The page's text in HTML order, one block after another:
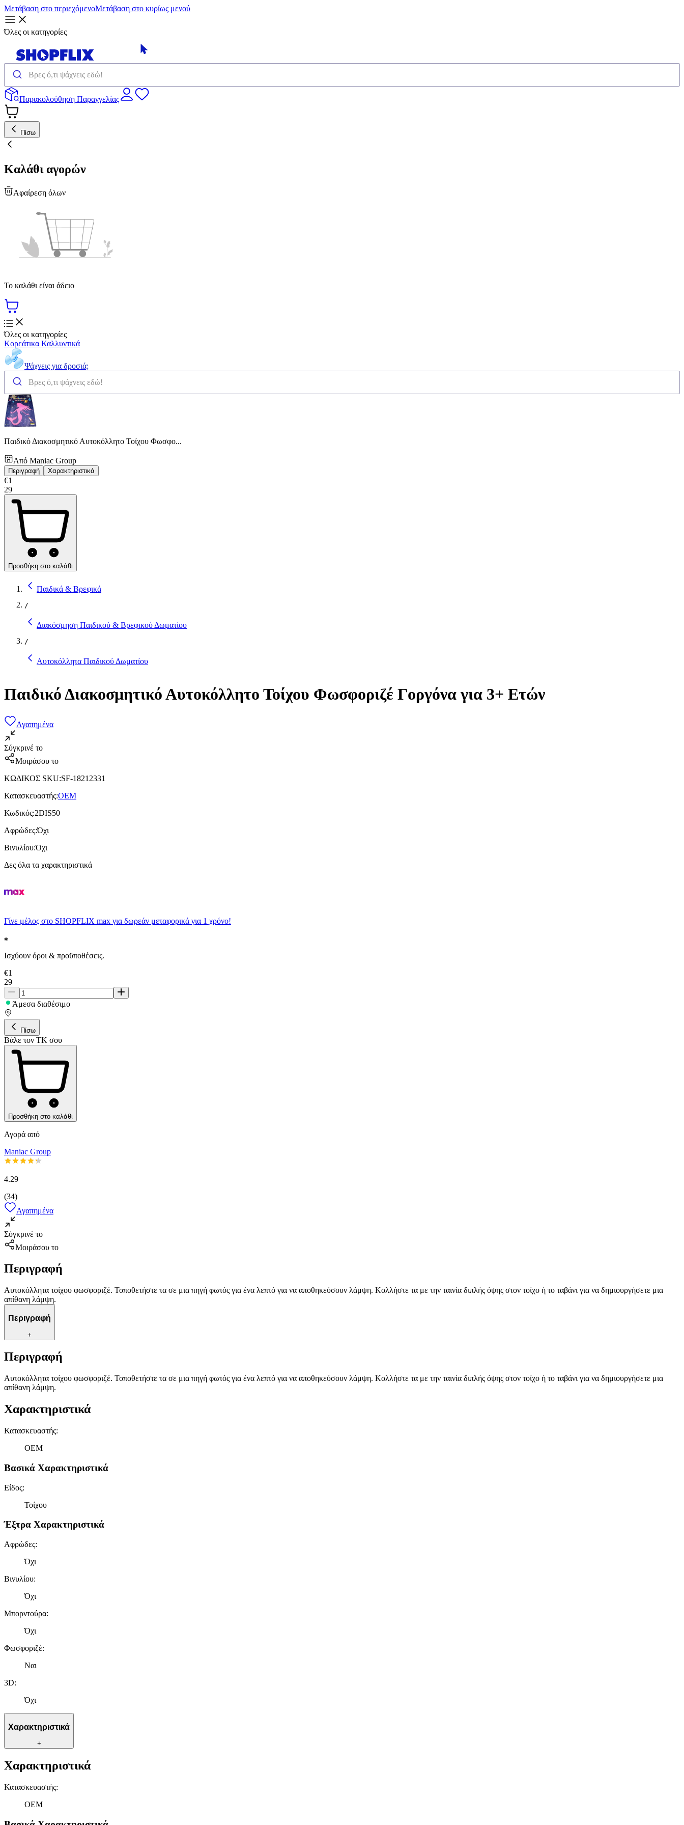
Μετάβαση στο περιεχόμενοΜετάβαση στο κυρίως μενού
Όλες οι κατηγορίες
Παρακολούθηση Παραγγελίας
Πίσω
Καλάθι αγορών
Αφαίρεση όλων
Το καλάθι είναι άδειο
Όλες οι κατηγορίες
Κορεάτικα Καλλυντικά
Ψάχνεις για δροσιά;
Παιδικό Διακοσμητικό Αυτοκόλλητο Τοίχου Φωσφο...
Από Maniac Group
Περιγραφή Χαρακτηριστικά
€1
29
Προσθήκη στο καλάθι
Παιδικά & Βρεφικά
/
Διακόσμηση Παιδικού & Βρεφικού Δωματίου
/
Αυτοκόλλητα Παιδικού Δωματίου
Παιδικό Διακοσμητικό Αυτοκόλλητο Τοίχου Φωσφοριζέ Γοργόνα για 3+ Ετών
Αγαπημένα
Σύγκρινέ το
Μοιράσου το
ΚΩΔΙΚΟΣ SKU:SF-18212331
Κατασκευαστής:OEM
Κωδικός:2DIS50
Αφρώδες:Όχι
Βινυλίου:Όχι
Δες όλα τα χαρακτηριστικά
Γίνε μέλος στο SHOPFLIX max για δωρεάν μεταφορικά για 1 χρόνο!
Ισχύουν όροι & προϋποθέσεις.
€1
29
Άμεσα διαθέσιμο
Πίσω
Βάλε τον ΤΚ σου
Προσθήκη στο καλάθι
Αγορά από
Maniac Group
4.29
(34)
Αγαπημένα
Σύγκρινέ το
Μοιράσου το
Περιγραφή
Αυτοκόλλητα τοίχου φωσφοριζέ. Τοποθετήστε τα σε μια πηγή φωτός για ένα λεπτό για να αποθηκεύσουν λάμψη. Κολλήστε τα με την ταινία διπλής όψης στον τοίχο ή το ταβάνι για να δημιουργήσετε μια
απίθανη λάμψη.
Περιγραφή
+
Περιγραφή
Αυτοκόλλητα τοίχου φωσφοριζέ. Τοποθετήστε τα σε μια πηγή φωτός για ένα λεπτό για να αποθηκεύσουν λάμψη. Κολλήστε τα με την ταινία διπλής όψης στον τοίχο ή το ταβάνι για να δημιουργήσετε μια
απίθανη λάμψη.
Χαρακτηριστικά
Κατασκευαστής:
OEM
Βασικά Χαρακτηριστικά
Είδος:
Τοίχου
Έξτρα Χαρακτηριστικά
Αφρώδες:
Όχι
Βινυλίου:
Όχι
Μπορντούρα:
Όχι
Φωσφοριζέ:
Ναι
3D:
Όχι
Χαρακτηριστικά
+
Χαρακτηριστικά
Κατασκευαστής:
OEM